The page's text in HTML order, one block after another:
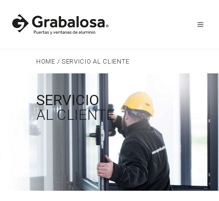
HOME / SERVICIO AL CLIENTE
SERVICIO
AL CLIENTE